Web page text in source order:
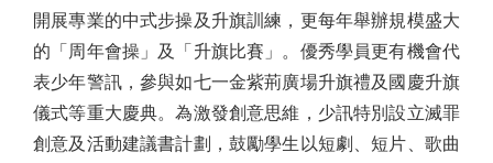
開展專業的中式步操及升旗訓練，更每年舉辦規模盛大
的「周年會操」及「升旗比賽」。優秀學員更有機會代
表少年警訊，參與如七一金紫荊廣場升旗禮及國慶升旗
儀式等重大慶典。為激發創意思維，少訊特別設立滅罪
創意及活動建議書計劃，鼓勵學生以短劇、短片、歌曲